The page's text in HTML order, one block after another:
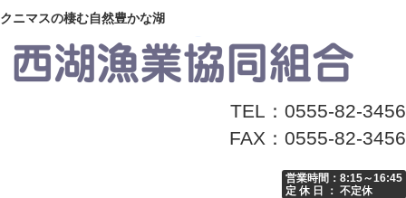
クニマスの棲む自然豊かな湖
TEL：0555-82-3456
FAX：0555-82-3456
営業時間：8:15～16:45
定 休 日 ： 不定休